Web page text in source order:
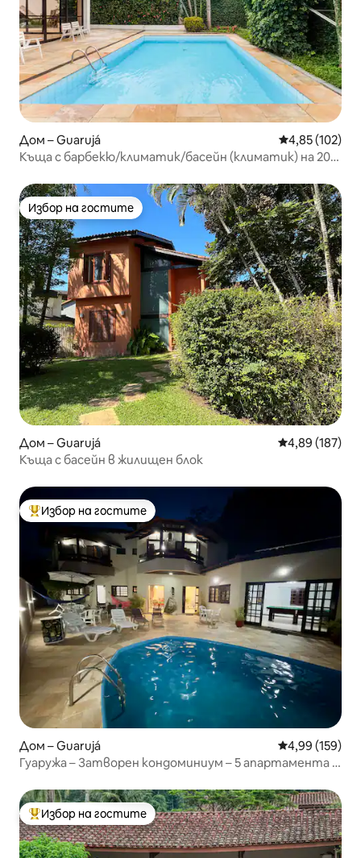
Дом – Guarujá Средна
4,85 (102)
Къща с барбекю/климатик/басейн (климатик) на 200
Избор на гостите
Избор на гостите
Дом – Guarujá Средна
4,89 (187)
Къща с басейн в жилищен блок
Най-популярен избор на гостите
Избор на гостите
Дом – Guarujá Средна
4,99 (159)
Гуаружа – Затворен кондоминиум – 5 апартамента с
Най-популярен избор на гостите
Избор на гостите